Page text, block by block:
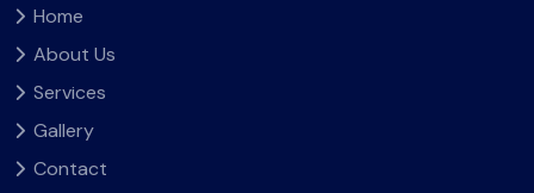
Home
About Us
Services
Gallery
Contact